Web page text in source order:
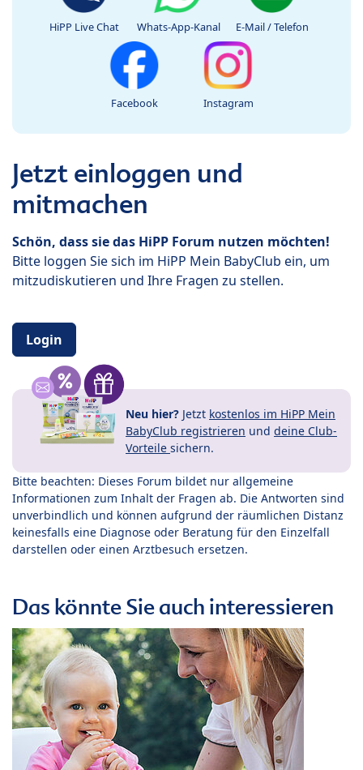
HiPP Live Chat Whats-App-Kanal E-Mail / Telefon
Facebook Instagram
Jetzt einloggen und
mitmachen
Schön, dass sie das HiPP Forum nutzen möchten!
Bitte loggen Sie sich im HiPP Mein BabyClub ein, um
mitzudiskutieren und Ihre Fragen zu stellen.
Login
Neu hier? Jetzt kostenlos im HiPP Mein
BabyClub registrieren und deine Club-
Vorteile sichern.
Bitte beachten: Dieses Forum bildet nur allgemeine
Informationen zum Inhalt der Fragen ab. Die Antworten sind
unverbindlich und können aufgrund der räumlichen Distanz
keinesfalls eine Diagnose oder Beratung für den Einzelfall
darstellen oder einen Arztbesuch ersetzen.
Das könnte Sie auch interessieren